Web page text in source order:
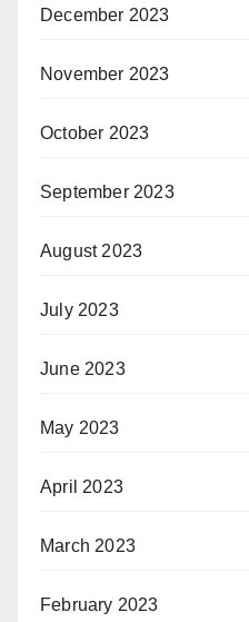
December 2023
November 2023
October 2023
September 2023
August 2023
July 2023
June 2023
May 2023
April 2023
March 2023
February 2023